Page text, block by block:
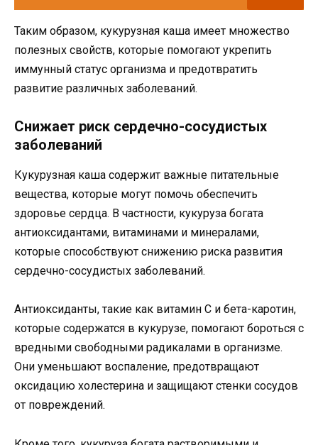
Таким образом, кукурузная каша имеет множество
полезных свойств, которые помогают укрепить
иммунный статус организма и предотвратить
развитие различных заболеваний.
Снижает риск сердечно-сосудистых
заболеваний
Кукурузная каша содержит важные питательные
вещества, которые могут помочь обеспечить
здоровье сердца. В частности, кукуруза богата
антиоксидантами, витаминами и минералами,
которые способствуют снижению риска развития
сердечно-сосудистых заболеваний.
Антиоксиданты, такие как витамин С и бета-каротин,
которые содержатся в кукурузе, помогают бороться с
вредными свободными радикалами в организме.
Они уменьшают воспаление, предотвращают
оксидацию холестерина и защищают стенки сосудов
от повреждений.